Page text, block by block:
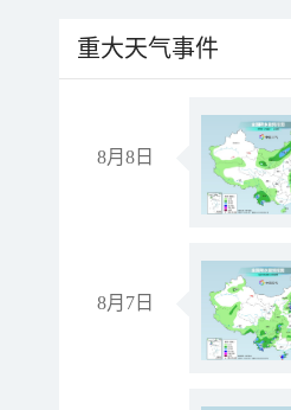
重大天气事件
8月8日
8月7日